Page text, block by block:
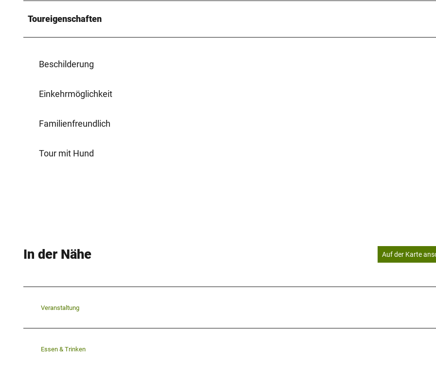
Toureigenschaften
Beschilderung
Einkehrmöglichkeit
Familienfreundlich
Tour mit Hund
In der Nähe Auf der Karte
Veranstaltung
Essen & Trinken